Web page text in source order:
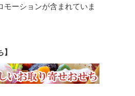
ーションが含まれていま